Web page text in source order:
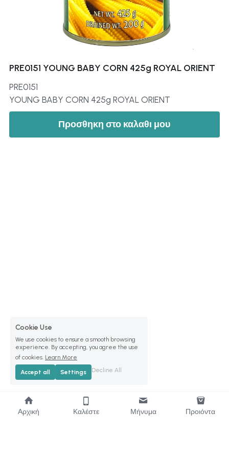
PRE0151 YOUNG BABY CORN 425g ROYAL ORIENT
PRE0151
YOUNG BABY CORN 425g ROYAL ORIENT
Προσθηκη στο καλαθι μου
Αρχική Καλέστε Μήνυμα Προιόντα
Cookie Use
We use cookies to ensure a smooth browsing
experience. By accepting, you agree the use
of cookies. Learn More
Accept all Settings Decline All